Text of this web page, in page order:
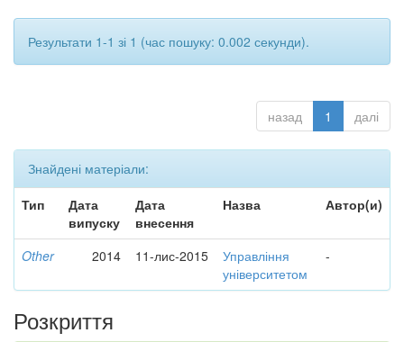
Результати 1-1 зі 1 (час пошуку: 0.002 секунди).
назад 1 далі
Знайдені матеріали:
Тип
Дата
випуску
Дата
внесення
Назва Автор(и)
Other 2014 11-лис-2015
Управління
університетом
-
Розкриття